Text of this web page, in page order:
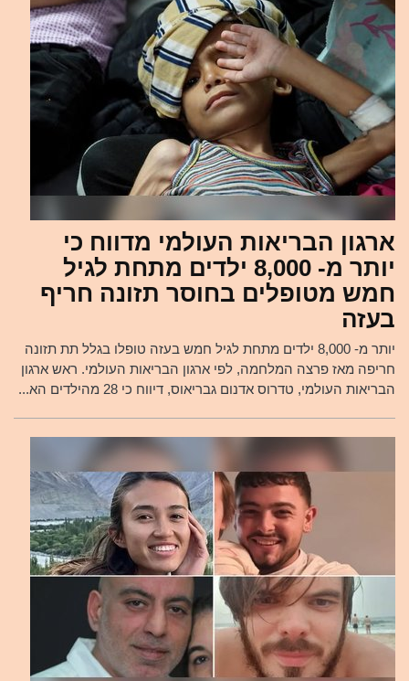
ארגון הבריאות העולמי מדווח כי
יותר מ- 8,000 ילדים מתחת לגיל
חמש מטופלים בחוסר תזונה חריף
בעזה
יותר מ- 8,000 ילדים מתחת לגיל חמש בעזה טופלו בגלל תת תזונה
חריפה מאז פרצה המלחמה, לפי ארגון הבריאות העולמי. ראש ארגון
הבריאות העולמי, טדרוס אדנום גבריאוס, דיווח כי 28 מהילדים הא...